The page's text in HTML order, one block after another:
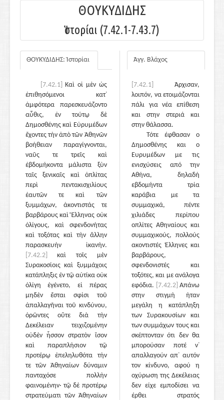
ΘΟΥΚΥΔΙΔΗΣ
Ἱστορίαι (7.42.1-7.43.7)
ΘΟΥΚΥΔΙΔΗΣ: Ἱστορίαι
[7.42.1] Καὶ οἱ μὲν ὡς
ἐπιθησόμενοι κατ᾽
ἀμφότερα παρεσκευάζοντο
αὖθις, ἐν τούτῳ δὲ
Δημοσθένης καὶ Εὐρυμέδων
ἔχοντες τὴν ἀπὸ τῶν Ἀθηνῶν
βοήθειαν παραγίγνονται,
ναῦς τε τρεῖς καὶ
ἑβδομήκοντα μάλιστα ξὺν
ταῖς ξενικαῖς καὶ ὁπλίτας
περὶ πεντακισχιλίους
ἑαυτῶν τε καὶ τῶν
ξυμμάχων, ἀκοντιστάς τε
βαρβάρους καὶ Ἕλληνας οὐκ
ὀλίγους, καὶ σφενδονήτας
καὶ τοξότας καὶ τὴν ἄλλην
παρασκευὴν ἱκανήν.
[7.42.2]
καὶ τοῖς μὲν
Συρακοσίοις καὶ ξυμμάχοις
κατάπληξις ἐν τῷ αὐτίκα οὐκ
ὀλίγη ἐγένετο, εἰ πέρας
μηδὲν ἔσται σφίσι τοῦ
ἀπαλλαγῆναι τοῦ κινδύνου,
ὁρῶντες οὔτε διὰ τὴν
Δεκέλειαν τειχιζομένην
οὐδὲν ἧσσον στρατὸν ἴσον
καὶ παραπλήσιον τῷ
προτέρῳ ἐπεληλυθότα τήν
τε τῶν Ἀθηναίων δύναμιν
πανταχόσε πολλὴν
φαινομένην· τῷ δὲ προτέρῳ
στρατεύματι τῶν Ἀθηναίων
Άγγ. Βλάχος
[7.42.1] Άρχισαν,
λοιπόν, να ετοιμάζονται
πάλι για νέα επίθεση
και στην στεριά και
στην θάλασσα.
Τότε έφθασαν ο
Δημοσθένης και ο
Ευρυμέδων με τις
ενισχύσεις από την
Αθήνα, δηλαδή
εβδομήντα τρία
καράβια με τα
συμμαχικά, πέντε
χιλιάδες περίπου
οπλίτες Αθηναίους και
συμμαχικούς, πολλούς
ακοντιστές Έλληνες και
βαρβάρους,
σφενδονιστές και
τοξότες, και με ανάλογα
εφόδια. [7.42.2] Απάνω
στην στιγμή ήταν
μεγάλη η κατάπληξη
των Συρακουσίων και
των συμμάχων τους και
σκέπτονταν ότι δεν θα
μπορούσαν ποτέ ν᾽
απαλλαγούν απ᾽ αυτόν
τον κίνδυνο, αφού η
οχύρωση της Δεκέλειας
δεν είχε εμποδίσει να
έρθει στρατός